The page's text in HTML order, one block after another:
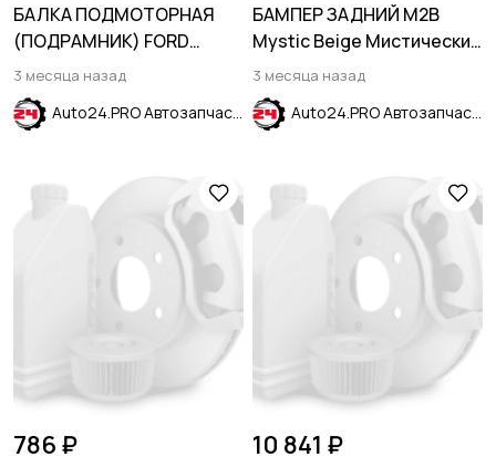
БАЛКА ПОДМОТОРНАЯ
(ПОДРАМНИК) FORD
TRANSIT/TOURNEO
CONNECT (2002-2013)
3 месяца назад
Auto24.PRO Автозапчасти
БАМПЕР ЗАДНИЙ M2B
Mystic Beige Мистически
бежевый HYUNDAI SOLARIS
2014-2017
3 месяца назад
Auto24.PRO Автозапчасти
786 ₽ 10 841 ₽